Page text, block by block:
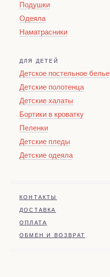
Подушки
Одеяла
Наматрасники
ДЛЯ ДЕТЕЙ
Детское постельное белье
Детские полотенца
Детские халаты
Бортики в кроватку
Пеленки
Детские пледы
Детские одеяла
КОНТАКТЫ
ДОСТАВКА
ОПЛАТА
ОБМЕН И ВОЗВРАТ